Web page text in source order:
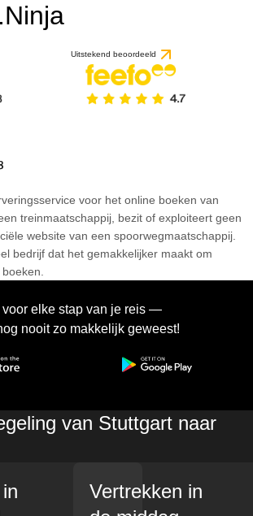
Uitstekend beoordeeld
voor het online boeken van
treinmaatschappij, bezit of exploiteert geen
website van een spoorwegmaatschappij.
bedrijf dat het gemakkelijker maakt om
voor elke stap van je reis —
nooit zo makkelijk geweest!
van Stuttgart naar
Vertrekken in